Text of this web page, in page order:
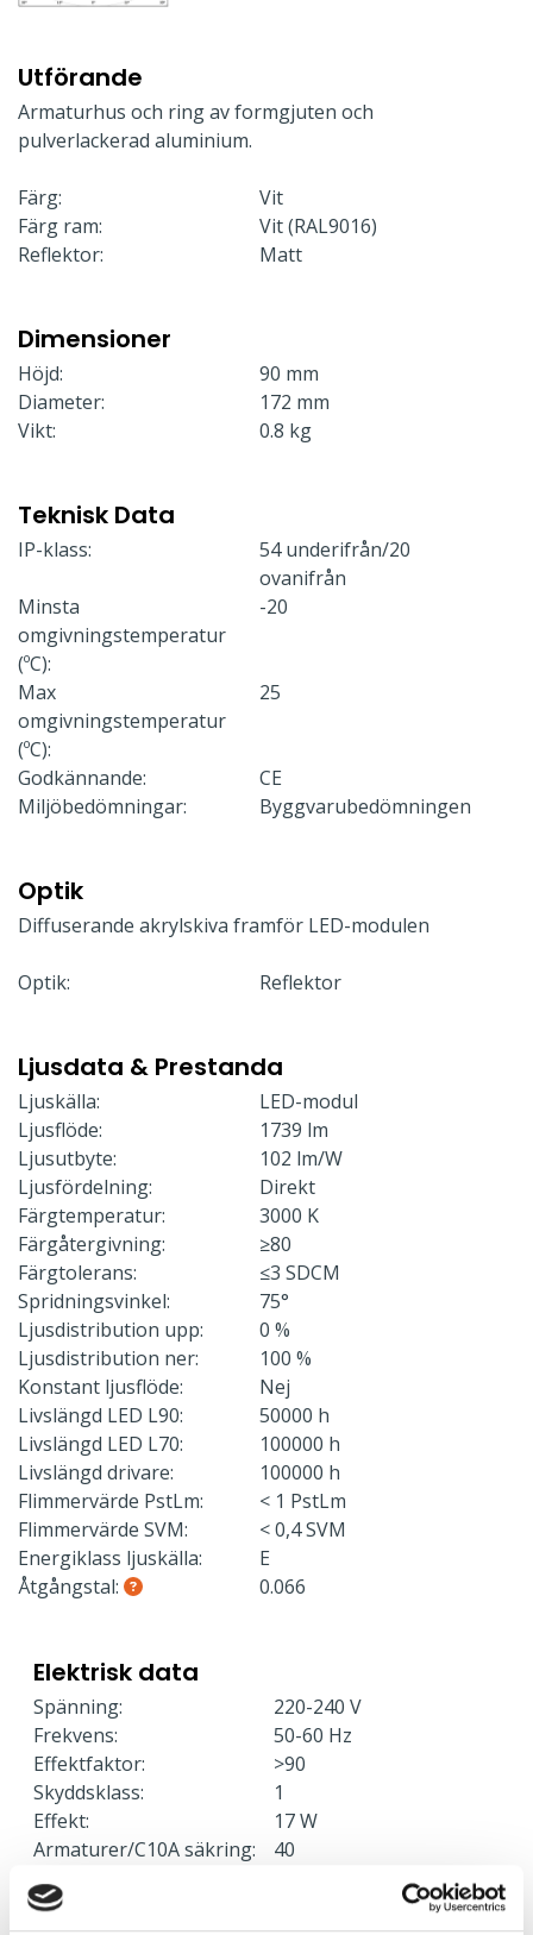
Utförande
Armaturhus och ring av formgjuten och
pulverlackerad aluminium.
Färg:
Vit
Färg ram:
Vit (RAL9016)
Reflektor:
Matt
Dimensioner
Höjd:
90 mm
Diameter:
172 mm
Vikt:
0.8 kg
Teknisk Data
IP-klass:
54 underifrån/20
ovanifrån
Minsta
omgivningstemperatur
(ºC):
-20
Max
omgivningstemperatur
(ºC):
25
Godkännande:
CE
Miljöbedömningar:
Byggvarubedömningen
Optik
Diffuserande akrylskiva framför LED-modulen
Optik: Reflektor
Ljusdata & Prestanda
Ljuskälla:
LED-modul
Ljusflöde:
1739 lm
Ljusutbyte:
102 lm/W
Ljusfördelning:
Direkt
Färgtemperatur:
3000 K
Färgåtergivning:
≥80
Färgtolerans:
≤3 SDCM
Spridningsvinkel:
75°
Ljusdistribution upp:
0 %
Ljusdistribution ner:
100 %
Konstant ljusflöde:
Nej
Livslängd LED L90:
50000 h
Livslängd LED L70:
100000 h
Livslängd drivare:
100000 h
Flimmervärde PstLm:
< 1 PstLm
Flimmervärde SVM:
< 0,4 SVM
Energiklass ljuskälla:
E
Åtgångstal:
0.066
Elektrisk data
Spänning:
220-240 V
Frekvens:
50-60 Hz
Effektfaktor:
>90
Skyddsklass:
1
Effekt:
17 W
Armaturer/C10A säkring:
40
Armaturer/C16A säkring:
Armaturer/B10A säkring: